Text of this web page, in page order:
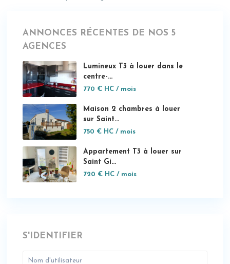
ANNONCES RÉCENTES DE NOS 5
AGENCES
Lumineux T3 à louer dans le
centre-...
770 € HC / mois
Maison 2 chambres à louer
sur Saint...
750 € HC / mois
Appartement T3 à louer sur
Saint Gi...
720 € HC / mois
S'IDENTIFIER